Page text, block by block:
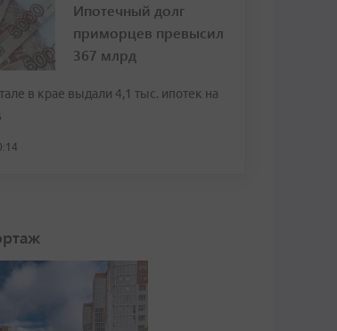
Ипотечный долг
приморцев превысил
367 млрд
в крае выдали 4,1 тыс. ипотек на